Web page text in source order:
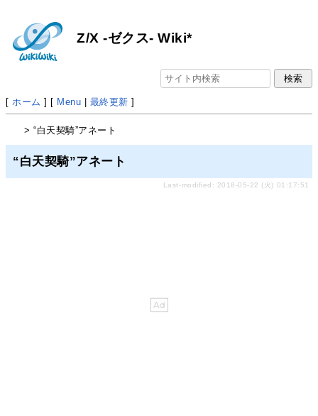
Z/X -ゼクス- Wiki*
[ ホーム ] [ Menu | 最終更新 ]
> “白天契騎”アネート
“白天契騎”アネート
Last-modified: 2018-05-22 (火) 01:17:51